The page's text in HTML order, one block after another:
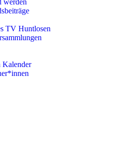
TV Huntlosen
Kalender